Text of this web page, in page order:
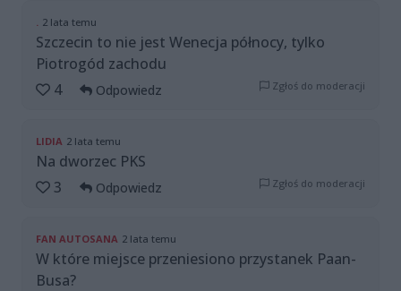
2 lata temu
Szczecin to nie jest Wenecja północy, tylko
Piotrogód zachodu
4
Odpowiedz Zgłoś do moderacji
LIDIA 2 lata temu
Na dworzec PKS
3
Odpowiedz Zgłoś do moderacji
FAN AUTOSANA 2 lata temu
W które miejsce przeniesiono przystanek Paan-
Busa?